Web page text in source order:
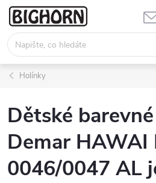
Přejít
obsah
Holínky
Dětské
Demar HAWAI
0046/0047 AL